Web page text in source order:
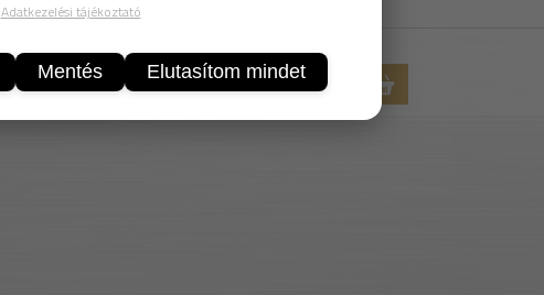
KOSÁRBA
Adatkezelési tájékoztató
Mentés Elutasítom mindet